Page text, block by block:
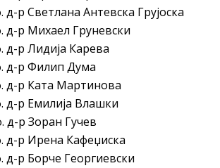
д-р Светлана Антевска Грујоска
д-р Михаел Груневски
д-р Лидија Карева
д-р Филип Дума
д-р Ката Мартинова
д-р Емилија Влашки
д-р Зоран Гучев
д-р Ирена Кафеџиска
д-р Борче Георгиевски